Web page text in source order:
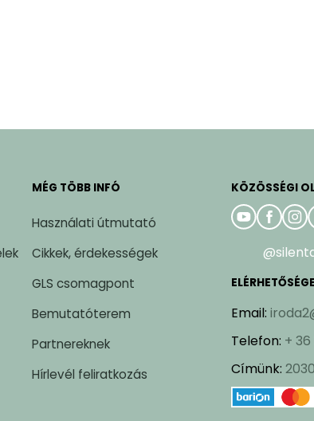
MÉG TÖBB INFÓ
Használati útmutató
Cikkek, érdekességek
GLS csomagpont
Bemutatóterem
Partnereknek
Hírlevél feliratkozás
KÖZÖSSÉGI
Email:
Telefon: +
Címünk: